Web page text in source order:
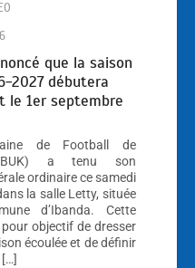
que la saison
2027 débutera
le 1er septembre
de Football de
a tenu son
ordinaire ce samedi
la salle Letty, située
d’Ibanda. Cette
objectif de dresser
écoulée et de définir